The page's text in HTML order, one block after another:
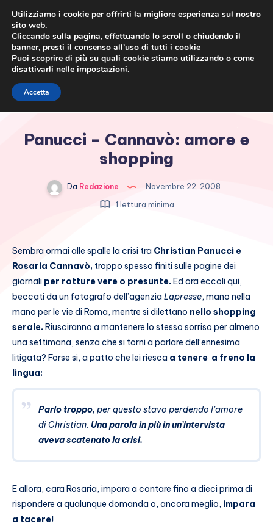
Panucci – Cannavò: amore e
shopping
Da Redazione
Novembre 22, 2008
1 lettura minima
Sembra ormai alle spalle la crisi tra Christian Panucci e
Rosaria Cannavò, troppo spesso finiti sulle pagine dei
giornali per rotture vere o presunte.Ed ora eccoli qui,
beccati da un fotografo dell’agenzia Lapresse, mano nella
mano per le vie di Roma, mentre si dilettano nello shopping
serale.Riusciranno a mantenere lo stesso sorriso per almeno
una settimana, senza che si torni a parlare dell’ennesima
litigata? Forse si, a patto che lei riesca a tenere a freno la
lingua:
Parlo troppo, per questo stavo perdendo l’amore
di Christian. Una parola in più in un’intervista
aveva scatenato la crisi.
E allora, cara Rosaria, impara a contare fino a dieci prima di
rispondere a qualunque domanda o, ancora meglio, impara
a tacere!
Utilizziamo i cookie per offrirti la migliore esperienza sul nostro
sito web.
Cliccando sulla pagina, effettuando lo scroll o chiudendo il
banner, presti il consenso all’uso di tutti i cookie
Puoi scoprire di più su quali cookie stiamo utilizzando o come
disattivarli nelle impostazioni.
Accetta